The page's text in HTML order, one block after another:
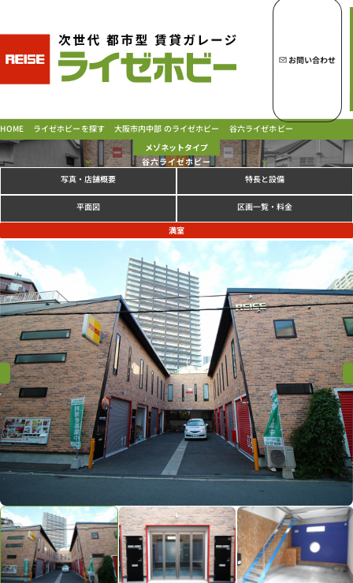
ライゼホビーの魅力
ラインナップ
ご契約の流れ・お支払方法
PICK UP!
お問い合わせ
会社概要
特定商取引法に基づく表示
プライバシーポリシー
お問い合わせ
HOME ライゼホビーを探す 大阪市内中部 のライゼホビー 谷六ライゼホビー
メゾネットタイプ
谷六ライゼホビー
写真・店舗概要 特長と設備
平面図 区画一覧・料金
満室
Previous